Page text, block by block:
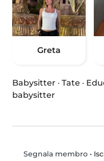
Greta
Babysitter · Tate ·
babysitter
Segnala membro•